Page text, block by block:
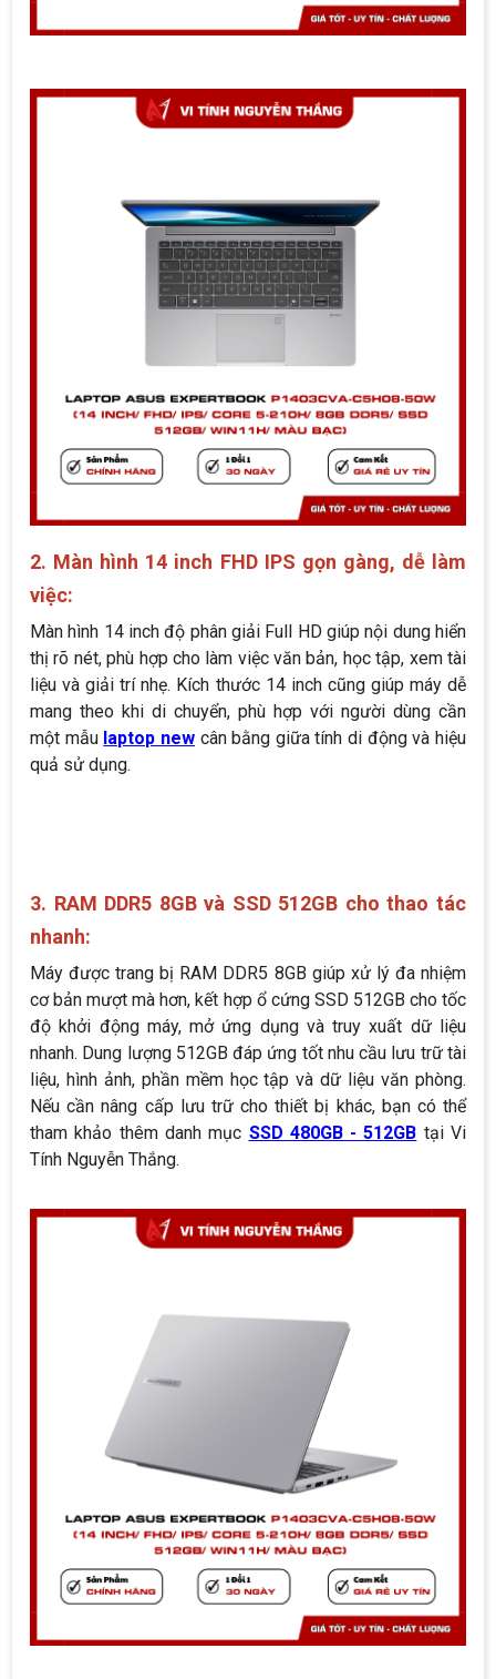
2. Màn hình 14 inch FHD IPS gọn gàng, dễ làm
việc:
Màn hình 14 inch độ phân giải Full HD giúp nội dung hiển
thị rõ nét, phù hợp cho làm việc văn bản, học tập, xem tài
liệu và giải trí nhẹ. Kích thước 14 inch cũng giúp máy dễ
mang theo khi di chuyển, phù hợp với người dùng cần
một mẫu laptop newcân bằng giữa tính di động và hiệu
quả sử dụng.
3. RAM DDR5 8GB và SSD 512GB cho thao tác
nhanh:
Máy được trang bị RAM DDR5 8GB giúp xử lý đa nhiệm
cơ bản mượt mà hơn, kết hợp ổ cứng SSD 512GB cho tốc
độ khởi động máy, mở ứng dụng và truy xuất dữ liệu
nhanh. Dung lượng 512GB đáp ứng tốt nhu cầu lưu trữ tài
liệu, hình ảnh, phần mềm học tập và dữ liệu văn phòng.
Nếu cần nâng cấp lưu trữ cho thiết bị khác, bạn có thể
tham khảo thêm danh mục SSD 480GB - 512GB tại Vi
Tính Nguyễn Thắng.